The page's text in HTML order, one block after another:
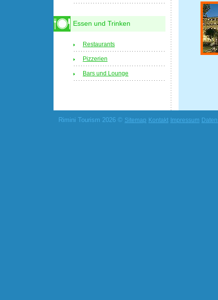
Essen und Trinken
Restaurants
Pizzerien
Bars und Lounge
Rimini Tourism 2026 © Sitemap Kontakt Impressum